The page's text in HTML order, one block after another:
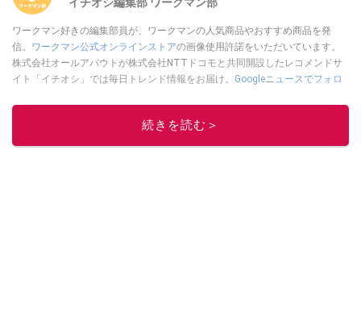
ワークマン好きの編集部員が、ワークマンの人気商品やおすすめ商品を発
信。 ワークマン公式オンラインストアの画像使用許諾をいただいています。
株式会社オールアバウトが株式会社NTTドコモと共同開設したレコメンドサ
イト「イチオシ」では毎日トレンド情報をお届け。 Googleニュースでフォロ
このイチオシストの他の記事を読む
続きを読む＞